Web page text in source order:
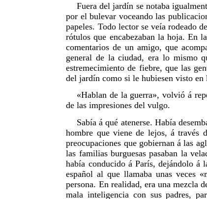
Fuera del jardín se notaba
por el bulevar voceando las
papeles. Todo lector se veía rodeado
rótulos que encabezaban la hoja. En la
comentarios de un amigo, que
general de la ciudad, era lo mismo
estremecimiento de fiebre, que las
del jardín como si le hubiesen visto en
«Hablan de la guerra», volvió á
de las impresiones del vulgo.
Sabía á qué atenerse. Había
hombre que viene de lejos, á través
preocupaciones que gobiernan á las
las familias burguesas pasaban la
había conducido á París, dejándolo á
español al que llamaba unas veces
persona. En realidad, era una mezcla
mala inteligencia con sus padres,